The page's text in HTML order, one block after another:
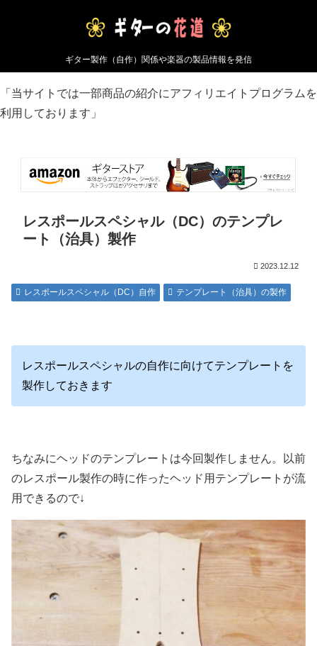
ギター製作（自作）関係や楽器の製品情報を発信
「当サイトでは一部商品の紹介にアフィリエイトプログラムを
利用しております」
レスポールスペシャル（DC）のテンプレ
ート（治具）製作
2023.12.12
レスポールスペシャル（DC）自作 テンプレート（治具）の製作
レスポールスペシャルの自作に向けてテンプレートを
製作しておきます
ちなみにヘッドのテンプレートは今回製作しません。以前
のレスポール製作の時に作ったヘッド用テンプレートが流
用できるので↓